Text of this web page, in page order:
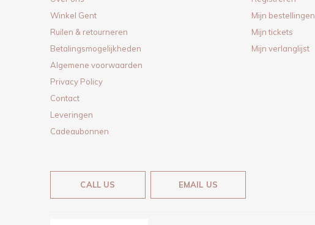
Winkel Gent
Ruilen & retourneren
Betalingsmogelijkheden
Algemene voorwaarden
Privacy Policy
Contact
Leveringen
Cadeaubonnen
Mijn bestellingen
Mijn tickets
Mijn verlanglijst
CALL US EMAIL US